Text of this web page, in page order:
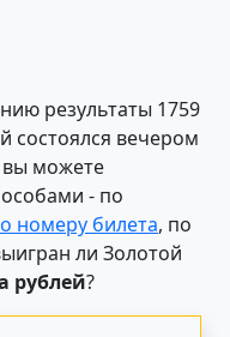
результаты 1759
состоялся вечером
вы можете
- по
номеру билета, по
ли Золотой
рублей?